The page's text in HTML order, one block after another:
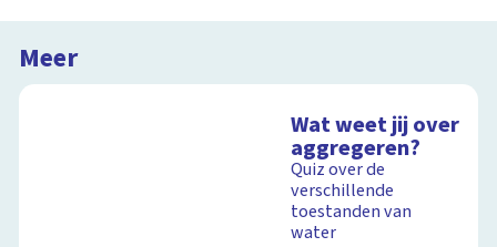
Meer
Wat weet jij over
aggregeren?
Quiz over de
verschillende
toestanden van
water